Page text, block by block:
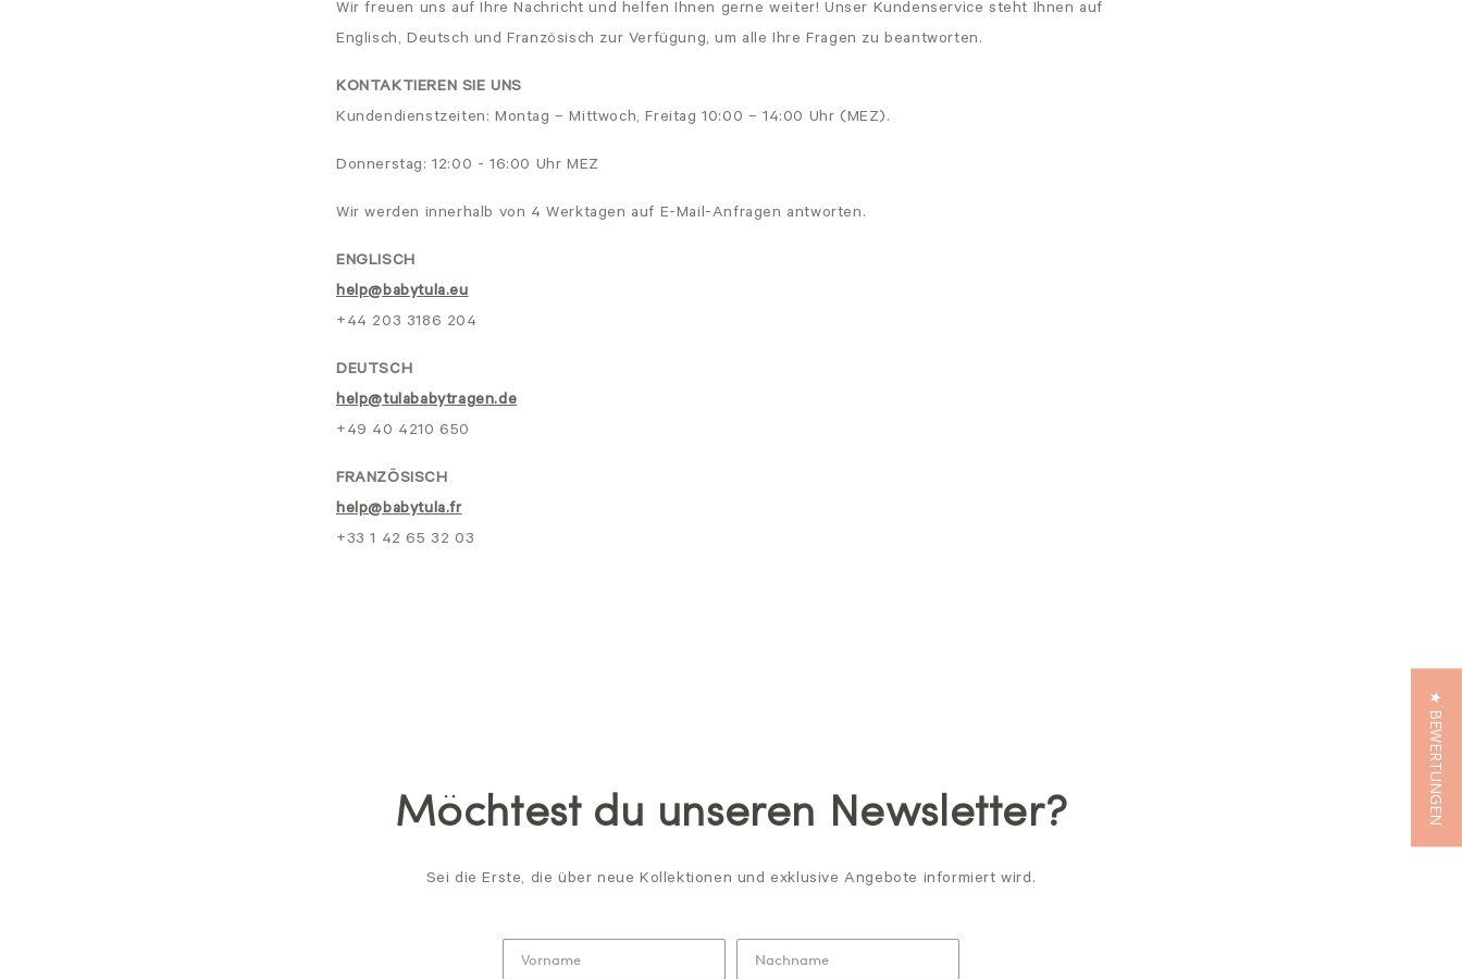
Wir freuen uns auf Ihre Nachricht und helfen Ihnen gerne weiter! Unser Kundenservice steht Ihnen auf
Englisch, Deutsch und Französisch zur Verfügung, um alle Ihre Fragen zu beantworten.
KONTAKTIEREN SIE UNS
Kundendienstzeiten: Montag – Mittwoch, Freitag 10:00 – 14:00 Uhr (MEZ).
Donnerstag: 12:00 - 16:00 Uhr MEZ
Wir werden innerhalb von 4 Werktagen auf E-Mail-Anfragen antworten.
ENGLISCH
help@babytula.eu
+44 203 3186 204
DEUTSCH
help@tulababytragen.de
+49 40 4210 650
FRANZÖSISCH
help@babytula.fr
+33 1 42 65 32 03
Möchtest du unseren Newsletter?
Sei die Erste, die über neue Kollektionen und exklusive Angebote informiert wird.
★ BEWERTUNGEN